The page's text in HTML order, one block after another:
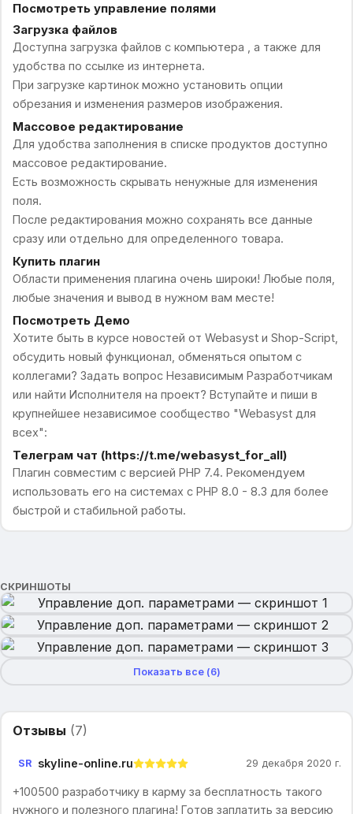
Посмотреть управление полями
Загрузка файлов
Доступна загрузка файлов с компьютера , а также для
удобства по ссылке из интернета.
При загрузке картинок можно установить опции
обрезания и изменения размеров изображения.
Массовое редактирование
Для удобства заполнения в списке продуктов доступно
массовое редактирование.
Есть возможность скрывать ненужные для изменения
поля.
После редактирования можно сохранять все данные
сразу или отдельно для определенного товара.
Купить плагин
Области применения плагина очень широки! Любые поля,
любые значения и вывод в нужном вам месте!
Посмотреть Демо
Хотите быть в курсе новостей от Webasyst и Shop-Script,
обсудить новый функционал, обменяться опытом с
коллегами? Задать вопрос Независимым Разработчикам
или найти Исполнителя на проект? Вступайте и пиши в
крупнейшее независимое сообщество "Webasyst для
всех":
Телеграм чат (https://t.me/webasyst_for_all)
Плагин совместим с версией PHP 7.4. Рекомендуем
использовать его на системах с PHP 8.0 - 8.3 для более
быстрой и стабильной работы.
СКРИНШОТЫ
Показать все (6)
Отзывы (7)
SR skyline-online.ru 29 декабря 2020 г.
+100500 разработчику в карму за бесплатность такого
нужного и полезного плагина! Готов заплатить за версию